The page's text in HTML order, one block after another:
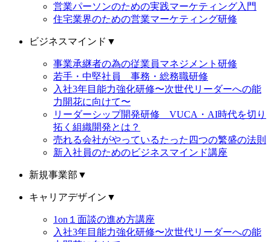
営業パーソンのための実践マーケティング入門
住宅業界のための営業マーケティング研修
ビジネスマインド ▼
事業承継者の為の従業員マネジメント研修
若手・中堅社員 事務・総務職研修
入社3年目能力強化研修〜次世代リーダーへの能
力開花に向けて〜
リーダーシップ開発研修 VUCA・AI時代を切り
拓く組織開発とは？
売れる会社がやっているたった四つの繁盛の法則
新入社員のためのビジネスマインド講座
新規事業部 ▼
キャリアデザイン ▼
1on１面談の進め方講座
入社3年目能力強化研修〜次世代リーダーへの能